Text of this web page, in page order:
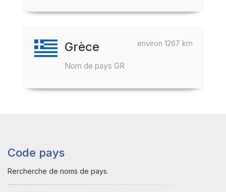
environ 1267 km
Grèce
Nom de pays GR
Code pays
Rercherche de noms de pays.